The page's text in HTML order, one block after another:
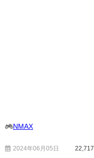
NMAX
2024年06月05日 22,717